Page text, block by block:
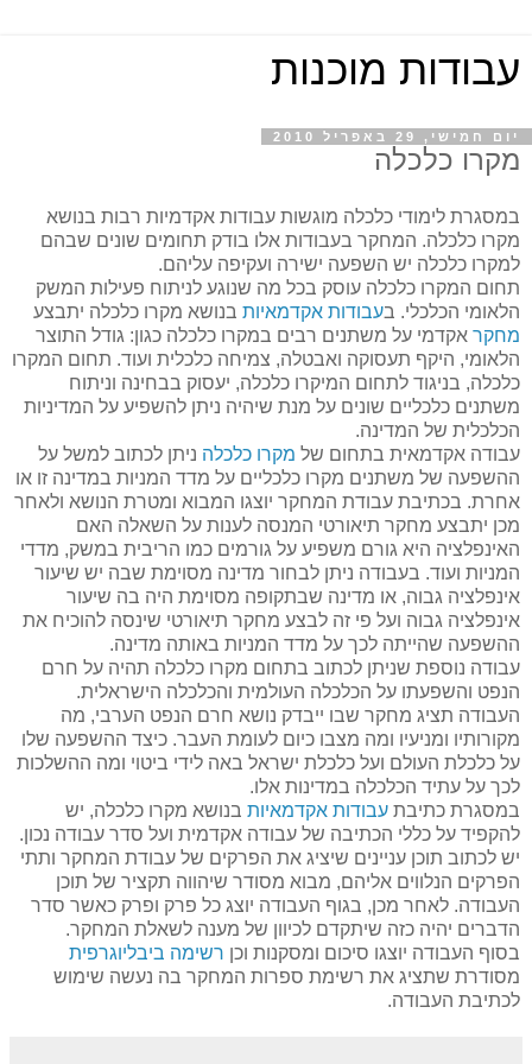
עבודות מוכנות
יום חמישי, 29 באפריל 2010
מקרו כלכלה
במסגרת לימודי כלכלה מוגשות עבודות אקדמיות רבות בנושא
מקרו כלכלה. המחקר בעבודות אלו בודק תחומים שונים שבהם
למקרו כלכלה יש השפעה ישירה ועקיפה עליהם.
תחום המקרו כלכלה עוסק בכל מה שנוגע לניתוח פעילות המשק
הלאומי הכלכלי. בעבודות אקדמאיות בנושא מקרו כלכלה יתבצע
מחקר אקדמי על משתנים רבים במקרו כלכלה כגון: גודל התוצר
הלאומי, היקף תעסוקה ואבטלה, צמיחה כלכלית ועוד. תחום המקרו
כלכלה, בניגוד לתחום המיקרו כלכלה, יעסוק בבחינה וניתוח
משתנים כלכליים שונים על מנת שיהיה ניתן להשפיע על המדיניות
הכלכלית של המדינה.
עבודה אקדמאית בתחום של מקרו כלכלה ניתן לכתוב למשל על
ההשפעה של משתנים מקרו כלכליים על מדד המניות במדינה זו או
אחרת. בכתיבת עבודת המחקר יוצגו המבוא ומטרת הנושא ולאחר
מכן יתבצע מחקר תיאורטי המנסה לענות על השאלה האם
האינפלציה היא גורם משפיע על גורמים כמו הריבית במשק, מדדי
המניות ועוד. בעבודה ניתן לבחור מדינה מסוימת שבה יש שיעור
אינפלציה גבוה, או מדינה שבתקופה מסוימת היה בה שיעור
אינפלציה גבוה ועל פי זה לבצע מחקר תיאורטי שינסה להוכיח את
ההשפעה שהייתה לכך על מדד המניות באותה מדינה.
עבודה נוספת שניתן לכתוב בתחום מקרו כלכלה תהיה על חרם
הנפט והשפעתו על הכלכלה העולמית והכלכלה הישראלית.
העבודה תציג מחקר שבו ייבדק נושא חרם הנפט הערבי, מה
מקורותיו ומניעיו ומה מצבו כיום לעומת העבר. כיצד ההשפעה שלו
על כלכלת העולם ועל כלכלת ישראל באה לידי ביטוי ומה ההשלכות
לכך על עתיד הכלכלה במדינות אלו.
במסגרת כתיבת עבודות אקדמאיות בנושא מקרו כלכלה, יש
להקפיד על כללי הכתיבה של עבודה אקדמית ועל סדר עבודה נכון.
יש לכתוב תוכן עניינים שיציג את הפרקים של עבודת המחקר ותתי
הפרקים הנלווים אליהם, מבוא מסודר שיהווה תקציר של תוכן
העבודה. לאחר מכן, בגוף העבודה יוצג כל פרק ופרק כאשר סדר
הדברים יהיה כזה שיתקדם לכיוון של מענה לשאלת המחקר.
בסוף העבודה יוצגו סיכום ומסקנות וכן רשימה ביבליוגרפית
מסודרת שתציג את רשימת ספרות המחקר בה נעשה שימוש
לכתיבת העבודה.